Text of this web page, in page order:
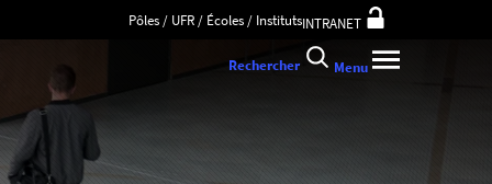
Pôles / UFR / Écoles / InstitutsINTRANET
Rechercher Menu